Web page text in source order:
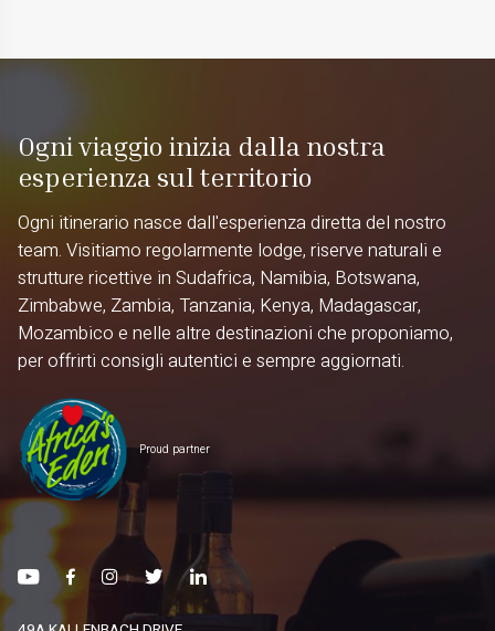
Ogni viaggio inizia dalla nostra
esperienza sul territorio
Ogni itinerario nasce dall'esperienza diretta del nostro
team. Visitiamo regolarmente lodge, riserve naturali e
strutture ricettive in Sudafrica, Namibia, Botswana,
Zimbabwe, Zambia, Tanzania, Kenya, Madagascar,
Mozambico e nelle altre destinazioni che proponiamo,
per offrirti consigli autentici e sempre aggiornati.
Proud partner